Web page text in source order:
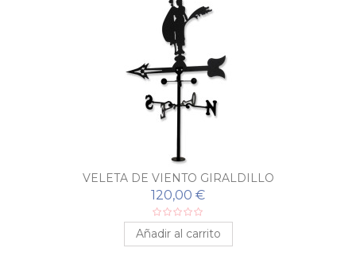
VELETA DE VIENTO GIRALDILLO
120,00 €
Añadir al carrito